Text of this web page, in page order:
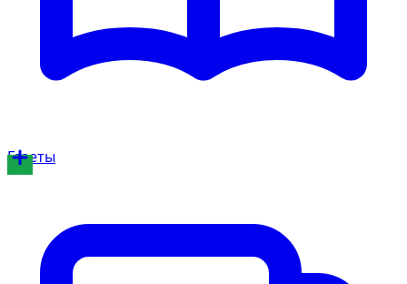
Газеты